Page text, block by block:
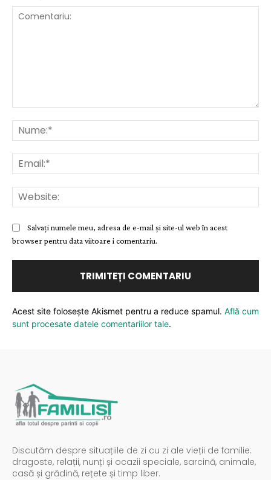
Salvați numele meu, adresa de e-mail și site-ul web în acest
browser pentru data viitoare i comentariu.
Acest site folosește Akismet pentru a reduce spamul. Află cum
sunt procesate datele comentariilor tale.
Discutăm despre situațiile de zi cu zi ale vieții de familie:
dragoste, relații, nunți și ocazii speciale, sarcină, animale,
casă și grădină, rețete și timp liber.